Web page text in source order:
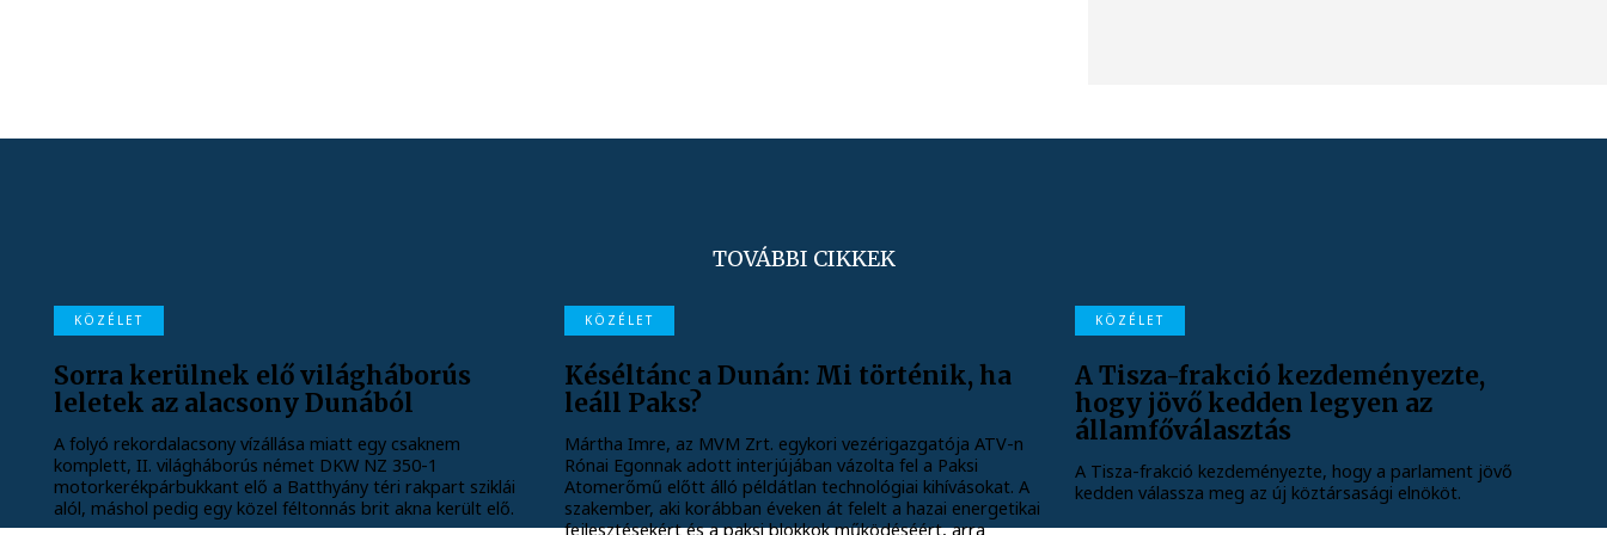
TOVÁBBI CIKKEK
KÖZÉLET
Sorra kerülnek elő világháborús
leletek az alacsony Dunából
A folyó rekordalacsony vízállása miatt egy csaknem
komplett, II. világháborús német DKW NZ 350-1
motorkerékpárbukkant elő a Batthyány téri rakpart sziklái
alól, máshol pedig egy közel féltonnás brit akna került elő.
KÖZÉLET
Késéltánc a Dunán: Mi történik, ha
leáll Paks?
Mártha Imre, az MVM Zrt. egykori vezérigazgatója ATV-n
Rónai Egonnak adott interjújában vázolta fel a Paksi
Atomerőmű előtt álló példátlan technológiai kihívásokat. A
szakember, aki korábban éveken át felelt a hazai energetikai
fejlesztésekért és a paksi blokkok működéséért, arra
KÖZÉLET
A Tisza-frakció kezdeményezte,
hogy jövő kedden legyen az
államfőválasztás
A Tisza-frakció kezdeményezte, hogy a parlament jövő
kedden válassza meg az új köztársasági elnököt.